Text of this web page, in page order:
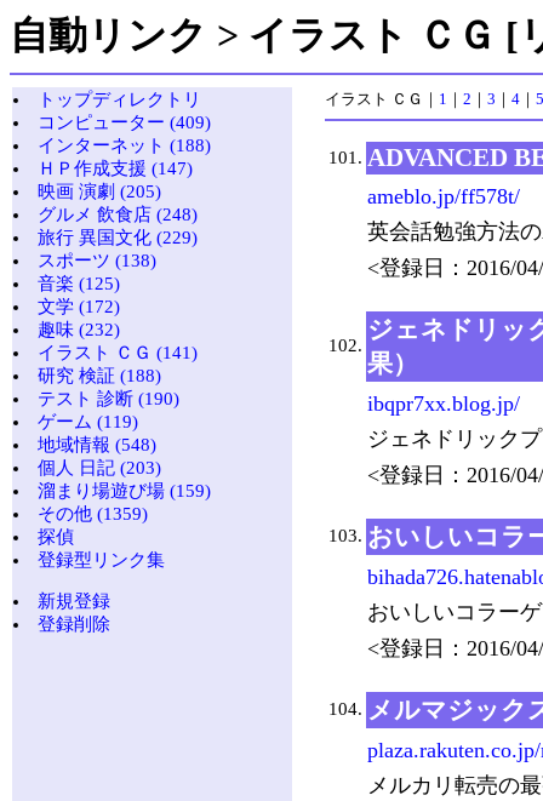
自動リンク > イラスト ＣＧ [
トップディレクトリ
コンピューター (409)
インターネット (188)
ＨＰ作成支援 (147)
映画 演劇 (205)
グルメ 飲食店 (248)
旅行 異国文化 (229)
スポーツ (138)
音楽 (125)
文学 (172)
趣味 (232)
イラスト ＣＧ (141)
研究 検証 (188)
テスト 診断 (190)
ゲーム (119)
地域情報 (548)
個人 日記 (203)
溜まり場遊び場 (159)
その他 (1359)
探偵
登録型リンク集
新規登録
登録削除
イラスト ＣＧ ｜ 1 ｜ 2 ｜ 3 ｜ 4 ｜ 5
101. ADVANCED
ameblo.jp/ff578t/
英会話勉強方法
<登録日：2016/
102.
ジェネドリッ
果）
ibqpr7xx.blog.jp/
ジェネドリック
<登録日：2016/
103. おいしいコラ
おいしいコラー
<登録日：2016/
104. メルマジック
メルカリ転売の